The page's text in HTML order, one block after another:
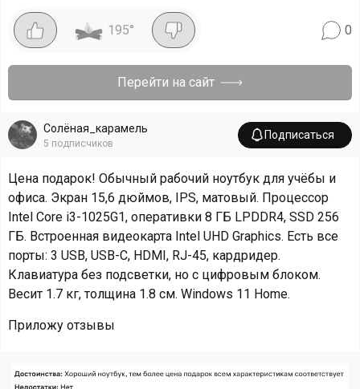
195° 0
Перейти на сайт
Солёная_карамель
5 подписчиков
Подписаться
Цена подарок! Обычный рабочий ноутбук для учёбы и
офиса. Экран 15,6 дюймов, IPS, матовый. Процессор
Intel Core i3-1025G1, оперативки 8 ГБ LPDDR4, SSD 256
ГБ. Встроенная видеокарта Intel UHD Graphics. Есть все
порты: 3 USB, USB-C, HDMI, RJ-45, кардридер.
Клавиатура без подсветки, но с цифровым блоком.
Весит 1.7 кг, толщина 1.8 см. Windows 11 Home.
Приложу отзывы